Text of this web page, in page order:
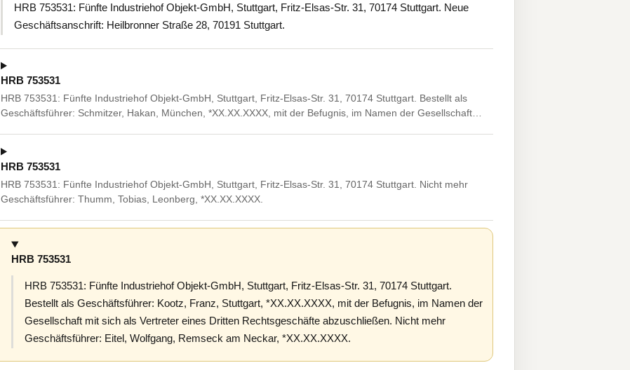
HRB 753531: Fünfte Industriehof Objekt-GmbH, Stuttgart, Fritz-Elsas-Str. 31, 70174 Stuttgart. Neue
Geschäftsanschrift: Heilbronner Straße 28, 70191 Stuttgart.
HRB 753531
HRB 753531: Fünfte Industriehof Objekt-GmbH, Stuttgart, Fritz-Elsas-Str. 31, 70174 Stuttgart. Bestellt als
Geschäftsführer: Schmitzer, Hakan, München, *XX.XX.XXXX, mit der Befugnis, im Namen der Gesellschaft…
HRB 753531
HRB 753531: Fünfte Industriehof Objekt-GmbH, Stuttgart, Fritz-Elsas-Str. 31, 70174 Stuttgart. Nicht mehr
Geschäftsführer: Thumm, Tobias, Leonberg, *XX.XX.XXXX.
HRB 753531
HRB 753531: Fünfte Industriehof Objekt-GmbH, Stuttgart, Fritz-Elsas-Str. 31, 70174 Stuttgart.
Bestellt als Geschäftsführer: Kootz, Franz, Stuttgart, *XX.XX.XXXX, mit der Befugnis, im Namen der
Gesellschaft mit sich als Vertreter eines Dritten Rechtsgeschäfte abzuschließen. Nicht mehr
Geschäftsführer: Eitel, Wolfgang, Remseck am Neckar, *XX.XX.XXXX.